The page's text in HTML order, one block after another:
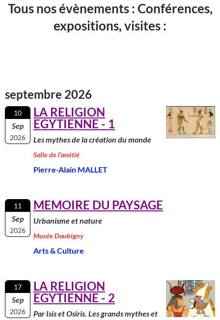
Tous nos évènements :Conférences,
expositions, visites:
septembre 2026
10
Sep
2026
LA RELIGION
EGYTIENNE - 1
Les mythes de la création du monde
Salle de l'amitié
Pierre-Alain MALLET
11
Sep
2026
MEMOIRE DU PAYSAGE
Urbanisme et nature
Musée Daubigny
Arts & Culture
17
Sep
2026
LA RELIGION
EGYTIENNE - 2
Par Isis et Osiris. Les grands mythes et